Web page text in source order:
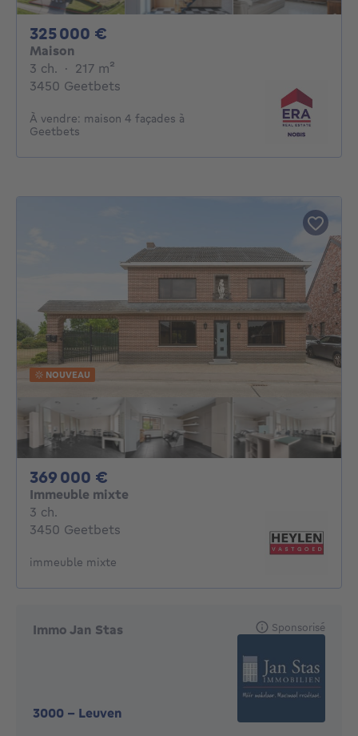
325 000 €
Maison
3 ch. 3 chambres
· 217 m²
3450 Geetbets
À vendre: maison 4 façades à
Geetbets
NOUVEAU
369 000 €
Immeuble mixte
3 ch.
3450 Geetbets
immeuble mixte
Immo Jan Stas
3000 - Leuven
Sponsorisé